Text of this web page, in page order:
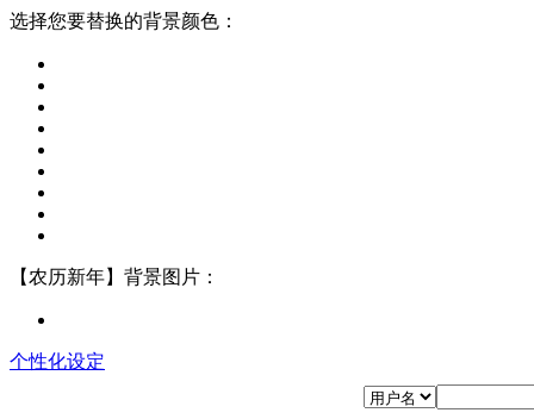
选择您要替换的背景颜色：
【农历新年】背景图片：
个性化设定